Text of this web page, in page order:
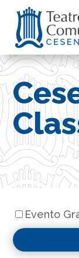
Evento